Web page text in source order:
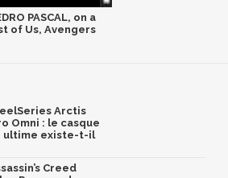
PASCAL, on a
of Us, Avengers
Arctis
Omni : le casque
ultime existe-t-il
Creed